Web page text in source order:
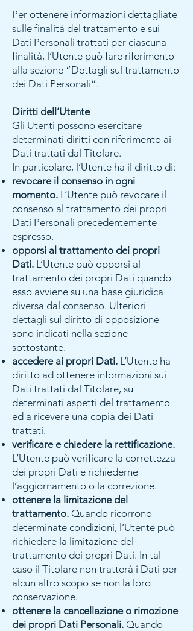
Per ottenere informazioni dettagliate
sulle finalità del trattamento e sui
Dati Personali trattati per ciascuna
finalità, l’Utente può fare riferimento
alla sezione “Dettagli sul trattamento
dei Dati Personali”.
Diritti dell’Utente
Gli Utenti possono esercitare
determinati diritti con riferimento ai
Dati trattati dal Titolare.
In particolare, l’Utente ha il diritto di:
revocare il consenso in ogni
momento. L’Utente può revocare il
consenso al trattamento dei propri
Dati Personali precedentemente
espresso.
opporsi al trattamento dei propri
Dati. L’Utente può opporsi al
trattamento dei propri Dati quando
esso avviene su una base giuridica
diversa dal consenso. Ulteriori
dettagli sul diritto di opposizione
sono indicati nella sezione
sottostante.
accedere ai propri Dati. L’Utente ha
diritto ad ottenere informazioni sui
Dati trattati dal Titolare, su
determinati aspetti del trattamento
ed a ricevere una copia dei Dati
trattati.
verificare e chiedere la rettificazione.
L’Utente può verificare la correttezza
dei propri Dati e richiederne
l’aggiornamento o la correzione.
ottenere la limitazione del
trattamento. Quando ricorrono
determinate condizioni, l’Utente può
richiedere la limitazione del
trattamento dei propri Dati. In tal
caso il Titolare non tratterà i Dati per
alcun altro scopo se non la loro
conservazione.
ottenere la cancellazione o rimozione
dei propri Dati Personali. Quando